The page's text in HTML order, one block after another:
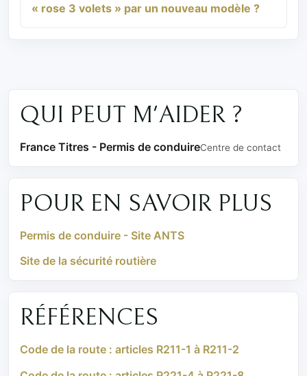
« rose 3 volets » par un nouveau modèle ?
QUI PEUT M'AIDER ?
France Titres - Permis de conduireCentre de contact
POUR EN SAVOIR PLUS
Permis de conduire - Site ANTS
Site de la sécurité routière
RÉFÉRENCES
Code de la route : articles R211-1 à R211-2